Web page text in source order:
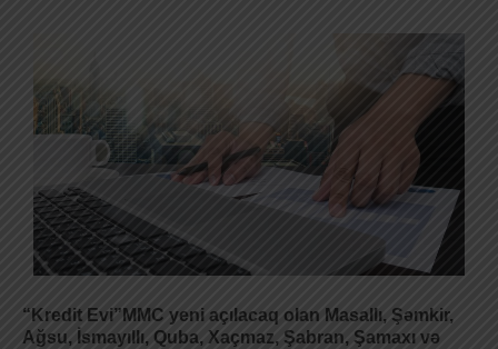
“Kredit Evi”MMC yeni açılacaq olan Masallı, Şəmkir,
Ağsu, İsmayıllı, Quba, Xaçmaz, Şabran, Şamaxı və